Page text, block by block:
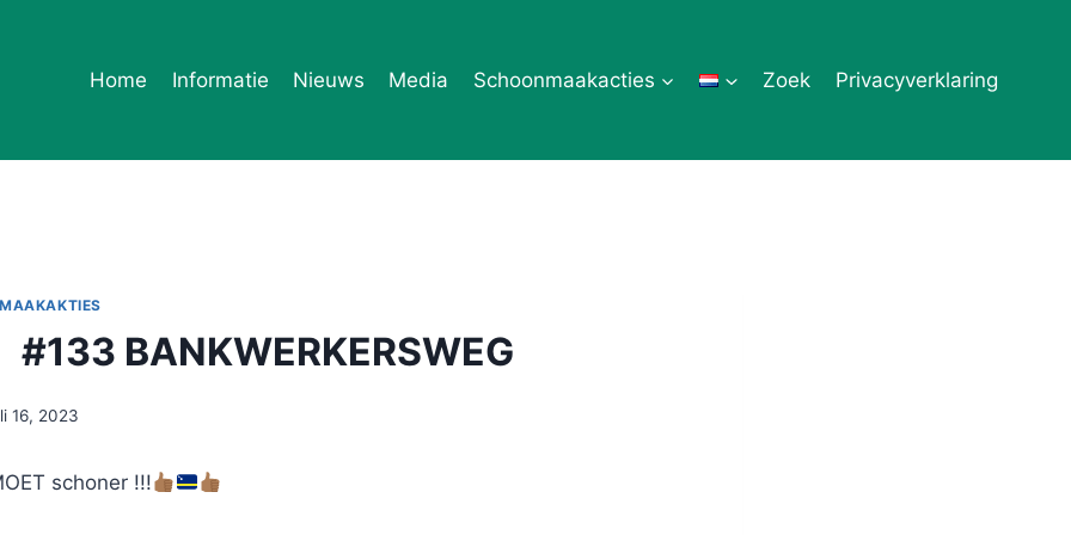
Home Informatie Nieuws Media Schoonmaakacties Zoek Privacyverklaring
#133 BANKWERKERSWEG
16, 2023
schoner !!!